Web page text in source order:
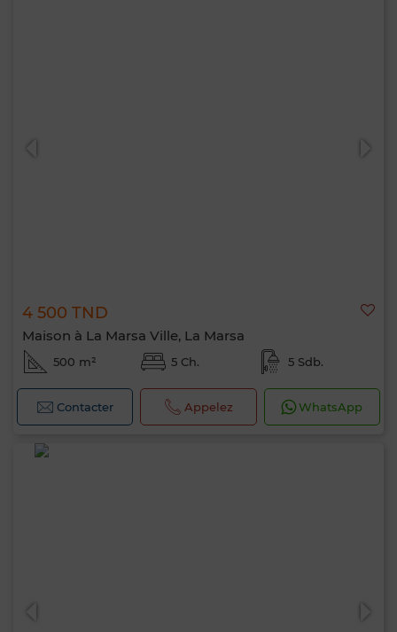
4 500 TND
Maison à La Marsa Ville, La Marsa
500 m² 5 Ch. 5 Sdb.
Contacter Appelez WhatsApp